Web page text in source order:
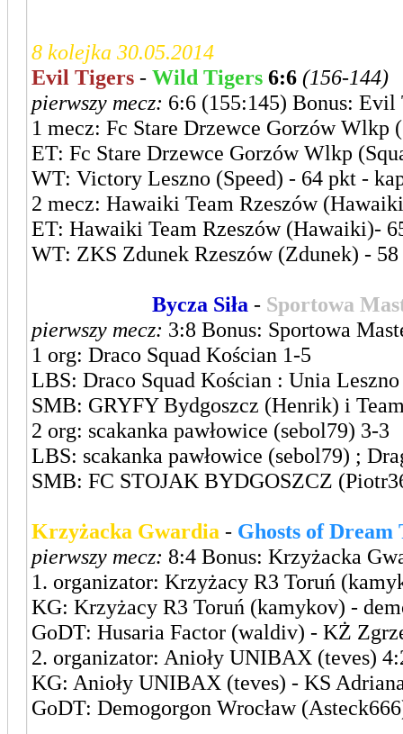
8 kolejka 30.05.2014
Evil Tigers - Wild Tigers 6:6 (156-144)
pierwszy mecz: 6:6 (155:145) Bonus: Evil
1 mecz: Fc Stare Drzewce Gorzów Wlkp
ET: Fc Stare Drzewce Gorzów Wlkp
WT: Victory Leszno (Speed) - 64 pkt -
2 mecz: Hawaiki Team Rzeszów
ET: Hawaiki Team Rzeszów (Hawaiki)-
WT: ZKS Zdunek Rzeszów (Zdunek) -
Bycza Siła - Sportowa
pierwszy mecz: 3:8 Bonus: Sportowa
1 org: Draco Squad Kościan 1-5
LBS: Draco Squad Kościan : Unia
SMB: GRYFY Bydgoszcz (Henrik) i
2 org: scakanka pawłowice (sebol79) 3-3
LBS: scakanka pawłowice (sebol79) ;
SMB: FC STOJAK BYDGOSZCZ
Krzyżacka Gwardia - Ghosts of Dream
pierwszy mecz: 8:4 Bonus: Krzyżacka
1. organizator: Krzyżacy R3 Toruń
KG: Krzyżacy R3 Toruń (kamykov) -
GoDT: Husaria Factor (waldiv) - KŻ
2. organizator: Anioły UNIBAX (teves)
KG: Anioły UNIBAX (teves) - KS
GoDT: Demogorgon Wrocław